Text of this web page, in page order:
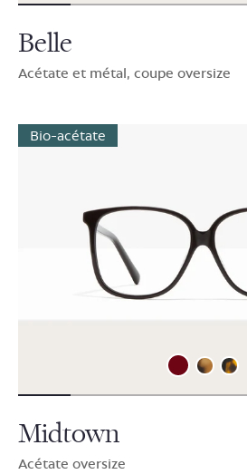
Belle
Acétate et métal, coupe oversize
Bio-acétate
Midtown
Acétate oversize